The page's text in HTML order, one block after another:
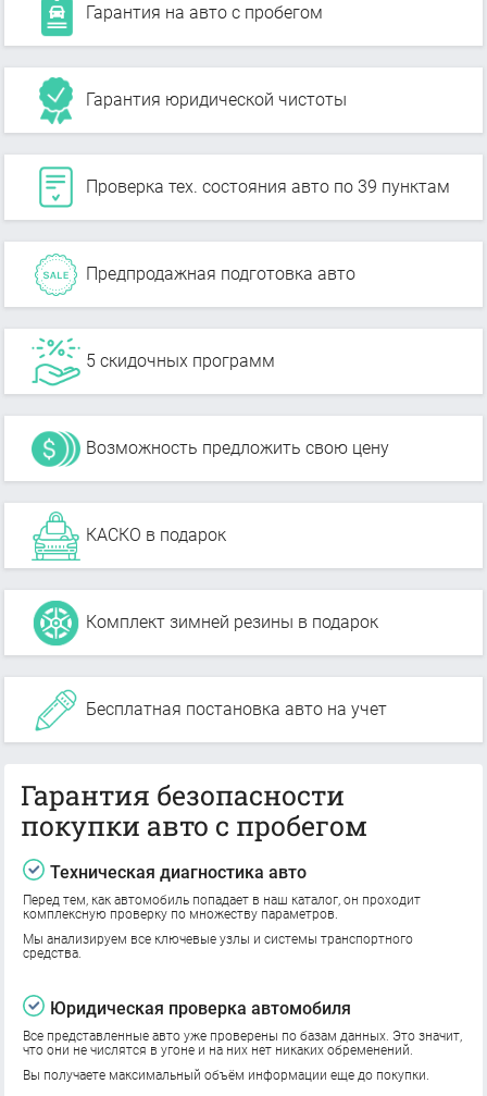
Гарантия на авто с пробегом
Гарантия юридической чистоты
Проверка тех. состояния авто по 39 пунктам
Предпродажная подготовка авто
5 скидочных программ
Возможность предложить свою цену
КАСКО в подарок
Комплект зимней резины в подарок
Бесплатная постановка авто на учет
Гарантия безопасности
покупки авто с пробегом
Техническая диагностика авто
Перед тем, как автомобиль попадает в наш каталог, он проходит
комплексную проверку по множеству параметров.
Мы анализируем все ключевые узлы и системы транспортного
средства.
Юридическая проверка автомобиля
Все представленные авто уже проверены по базам данных. Это значит,
что они не числятся в угоне и на них нет никаких обременений.
Вы получаете максимальный объём информации еще до покупки.